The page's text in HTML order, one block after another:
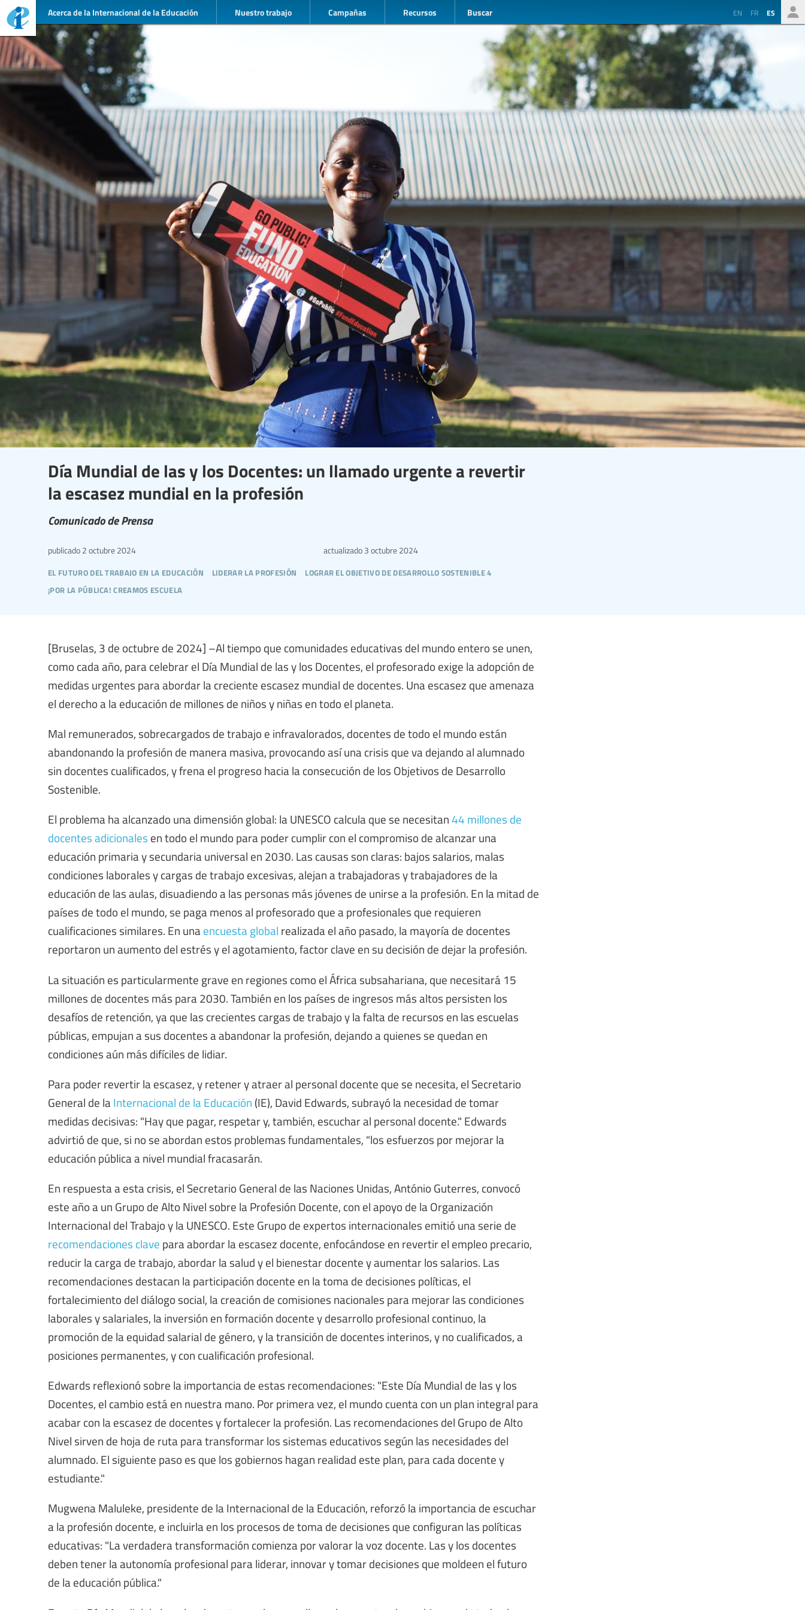
Acerca de la Internacional de la Educación Nuestro trabajo Campañas Recursos Buscar EN FR ES
Día Mundial de las y los Docentes: un llamado urgente a revertir
la escasez mundial en la profesión
Comunicado de Prensa
el futuro del trabajo en la educación liderar la profesión lograr el objetivo de desarrollo sostenible 4
¡por la pública! creamos escuela
publicado 2 octubre 2024 actualizado 3 octubre 2024
[Bruselas, 3 de octubre de 2024] –Al tiempo que comunidades educativas del mundo entero se unen,
como cada año, para celebrar el Día Mundial de las y los Docentes, el profesorado exige la adopción de
medidas urgentes para abordar la creciente escasez mundial de docentes. Una escasez que amenaza
el derecho a la educación de millones de niños y niñas en todo el planeta.
Mal remunerados, sobrecargados de trabajo e infravalorados, docentes de todo el mundo están
abandonando la profesión de manera masiva, provocando así una crisis que va dejando al alumnado
sin docentes cualificados, y frena el progreso hacia la consecución de los Objetivos de Desarrollo
Sostenible.
El problema ha alcanzado una dimensión global: la UNESCO calcula que se necesitan44 millones de
docentes adicionales en todo el mundo para poder cumplir con el compromiso de alcanzar una
educación primaria y secundaria universal en 2030. Las causas son claras: bajos salarios, malas
condiciones laborales y cargas de trabajo excesivas, alejan a trabajadoras y trabajadores de la
educación de las aulas, disuadiendo a las personas más jóvenes de unirse a la profesión. En la mitad de
países de todo el mundo, se paga menos al profesorado que a profesionales que requieren
cualificaciones similares. En unaencuesta global realizada el año pasado, la mayoría de docentes
reportaron un aumento del estrés y el agotamiento, factor clave en su decisión de dejar la profesión.
La situación es particularmente grave en regiones como el África subsahariana, que necesitará 15
millones de docentes más para 2030. También en los países de ingresos más altos persisten los
desafíos de retención, ya que las crecientes cargas de trabajo y la falta de recursos en las escuelas
públicas, empujan a sus docentes a abandonar la profesión, dejando a quienes se quedan en
condiciones aún más difíciles de lidiar.
Para poder revertir la escasez, y retener y atraer al personal docente que se necesita, el Secretario
General de la Internacional de la Educación (IE), David Edwards, subrayó la necesidad de tomar
medidas decisivas: "Hay que pagar, respetar y, también, escuchar al personal docente." Edwards
advirtió de que, si no se abordan estos problemas fundamentales, "los esfuerzos por mejorar la
educación pública a nivel mundial fracasarán.
En respuesta a esta crisis, el Secretario General de las Naciones Unidas, António Guterres, convocó
este año a un Grupo de Alto Nivel sobre la Profesión Docente, con el apoyo de la Organización
Internacional del Trabajo y la UNESCO. Este Grupo de expertos internacionales emitió una serie de
recomendaciones clave para abordar la escasez docente, enfocándose en revertir el empleo precario,
reducir la carga de trabajo, abordar la salud y el bienestar docente y aumentar los salarios. Las
recomendaciones destacan la participación docente en la toma de decisiones políticas, el
fortalecimiento del diálogo social, la creación de comisiones nacionales para mejorar las condiciones
laborales y salariales, la inversión en formación docente y desarrollo profesional continuo, la
promoción de la equidad salarial de género, y la transición de docentes interinos, y no cualificados, a
posiciones permanentes, y con cualificación profesional.
Edwards reflexionó sobre la importancia de estas recomendaciones: "Este Día Mundial de las y los
Docentes, el cambio está en nuestra mano. Por primera vez, el mundo cuenta con un plan integral para
acabar con la escasez de docentes y fortalecer la profesión. Las recomendaciones del Grupo de Alto
Nivel sirven de hoja de ruta para transformar los sistemas educativos según las necesidades del
alumnado. El siguiente paso es que los gobiernos hagan realidad este plan, para cada docente y
estudiante."
Mugwena Maluleke, presidente de la Internacional de la Educación, reforzó la importancia de escuchar
a la profesión docente, e incluirla en los procesos de toma de decisiones que configuran las políticas
educativas: "La verdadera transformación comienza por valorar la voz docente. Las y los docentes
deben tener la autonomía profesional para liderar, innovar y tomar decisiones que moldeen el futuro
de la educación pública."